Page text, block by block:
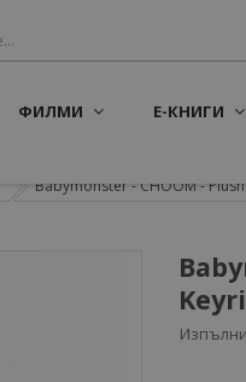
ФИЛМИ Е-КНИГИ
Babymonster - CHOOM - Plush